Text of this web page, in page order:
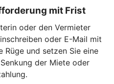
mit Frist
oder den Vermieter
oder E-Mail mit
Rüge und setzen Sie eine
der Miete oder